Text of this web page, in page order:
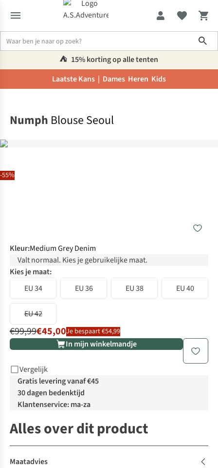
⛺️ 15% korting op alle tenten
Laatste Kans | Dames Heren Kids
-55%
Numph Blouse Seoul
Kleur:Medium Grey Denim
Valt normaal. Kies je gebruikelijke maat.
Kies je maat:
EU 34
EU 36 EU 38 EU 40
EU 42
€99,99€45,00Je bespaart €54,99
In mijn winkelmandje
Vergelijk
Gratis levering vanaf €45
30 dagen bedenktijd
Klantenservice: ma-za
Alles over dit product
Maatadvies